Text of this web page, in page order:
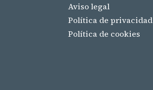
Aviso legal
Política de privacidad
Política de cookies